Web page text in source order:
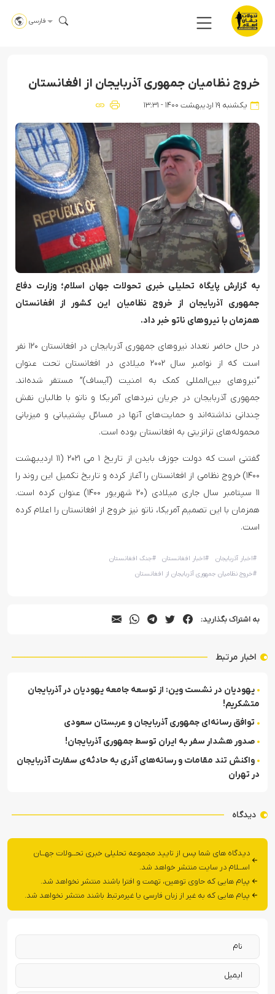
فارسی
خروج نظامیان جمهوری آذربایجان از افغانستان
یکشنبه ۱۹ اردیبهشت ۱۴۰۰ - ۱۳:۳۱
به گزارش پایگاه تحلیلی خبری تحولات جهان اسلام؛ وزارت دفاع
جمهوری آذربایجان از خروج نظامیان این کشور از افغانستان
همزمان با نیروهای ناتو خبر داد.
در حال حاضر تعداد نیروهای جمهوری آذربایجان در افغانستان ۱۲۰ نفر
است که از نوامبر سال ۲۰۰۲ میلادی در افغانستان تحت عنوان
“نیروهای بین‌المللی کمک به امنیت (آیساف)” مستقر شده‌اند.
جمهوری آذربایجان در جریان نبردهای آمریکا و ناتو با طالبان نقش
چندانی نداشته‌اند و حمایت‌های آنها در مسائل پشتیبانی و میزبانی
محموله‌های ترانزیتی به افغانستان بوده است.
گفتنی است که دولت جوزف بایدن از تاریخ ۱ می ۲۰۲۱ (۱۱ اردیبهشت
۱۴۰۰) خروج نظامی از افغانستان را آغاز کرده و تاریخ تکمیل این روند را
۱۱ سپتامبر سال جاری میلادی (۲۰ شهریور ۱۴۰۰) عنوان کرده است.
همزمان با این تصمیم آمریکا، ناتو نیز خروج از افغانستان را اعلام کرده
است.
#اخبار آذربایجان #اخبار افغانستان #جنگ افغانستان
#خروج نظامیان جمهوری آذربایجان از افغانستان
به اشتراک بگذارید:
اخبار مرتبط
یهودیان در نشست وین: از توسعه جامعه یهودیان در آذربایجان
متشکریم!
توافق رسانه‌ای جمهوری آذربایجان و عربستان سعودی
صدور هشدار سفر به ایران توسط جمهوری آذربایجان!
واکنش تند مقامات و رسانه‌های آذری به حادثه‌ی سفارت آذربایجان
در تهران
دیدگاه
دیدگاه های شما پس از تایید مجموعه تحلیلی خبری تحــولات جهــان
اســلام در سایت منتشر خواهد شد.
پیام هایی که حاوی توهین، تهمت و افترا باشند منتشر نخواهد شد.
پیام هایی که به غیر از زبان فارسی یا غیرمرتبط باشند منتشر نخواهد شد.